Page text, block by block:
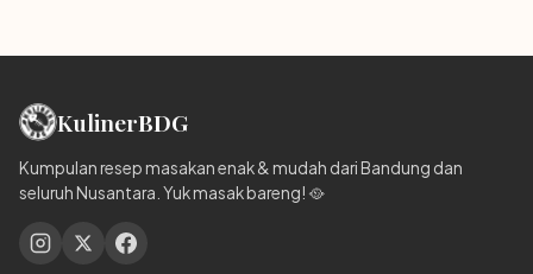
KulinerBDG
Kumpulan resep masakan enak & mudah dari Bandung dan
seluruh Nusantara. Yuk masak bareng! 🥘